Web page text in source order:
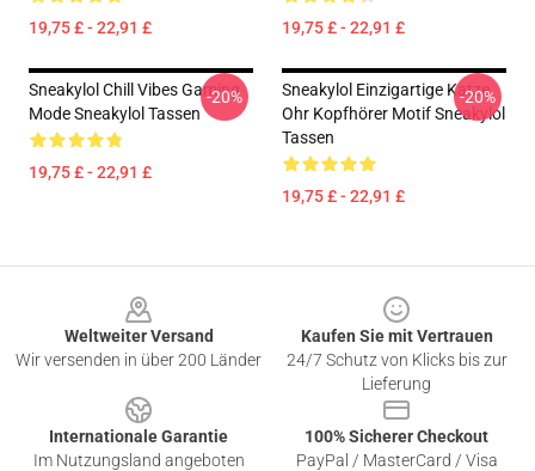
19,75 £ - 22,91 £ 19,75 £ - 22,91 £
Sneakylol Chill Vibes Gaming
Mode Sneakylol Tassen
19,75 £ - 22,91 £
-20%
Sneakylol Einzigartige Katze
Ohr Kopfhörer Motif Sneakylol
Tassen
19,75 £ - 22,91 £
-20%
Weltweiter Versand
Wir versenden in über 200 Länder
Kaufen Sie mit Vertrauen
24/7 Schutz von Klicks bis zur
Lieferung
Internationale Garantie
Im Nutzungsland angeboten
100% Sicherer Checkout
PayPal / MasterCard / Visa